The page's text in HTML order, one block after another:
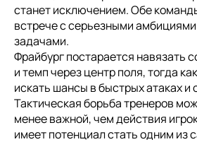
станет исключением. Обе
встрече с серьезными
задачами.
Фрайбург постарается навязать
и темп через центр поля, тогда
искать шансы в быстрых атаках и
Тактическая борьба тренеров
менее важной, чем действия
имеет потенциал стать одним из